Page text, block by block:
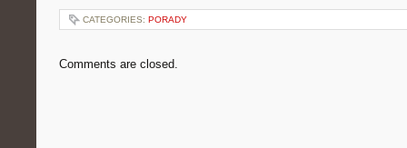
CATEGORIES: PORADY
Comments are closed.